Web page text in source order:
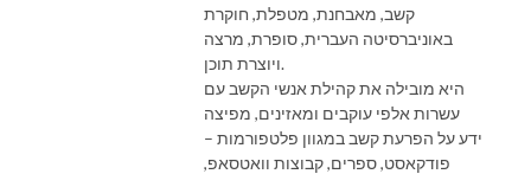
קשב, מאבחנת, מטפלת, חוקרת
באוניברסיטה העברית, סופרת, מרצה
ויוצרת תוכן.
היא מובילה את קהילת אנשי הקשב עם
עשרות אלפי עוקבים ומאזינים, מפיצה
ידע על הפרעת קשב במגוון פלטפורמות –
פודקאסט, ספרים, קבוצות וואטסאפ,